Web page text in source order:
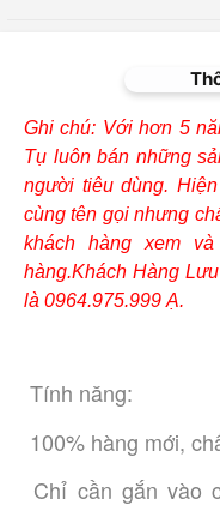
Ghi chú: Với hơn 5
Tụ luôn bán những
người tiêu dùng.
cùng tên gọi nhưng
khách hàng xem
hàng.Khách Hàng
là 0964.975.999 Ạ.
Tính năng:
100% hàng mới,